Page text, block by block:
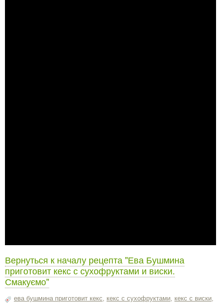
Вернуться к началу рецепта "Ева Бушмина
приготовит кекс с сухофруктами и виски.
Смакуємо"
ева бушмина приготовит кекс, кекс с сухофруктами, кекс с виски,